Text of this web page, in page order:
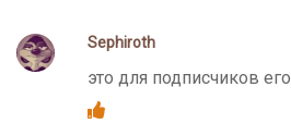
Sephiroth
это для подписчиков его